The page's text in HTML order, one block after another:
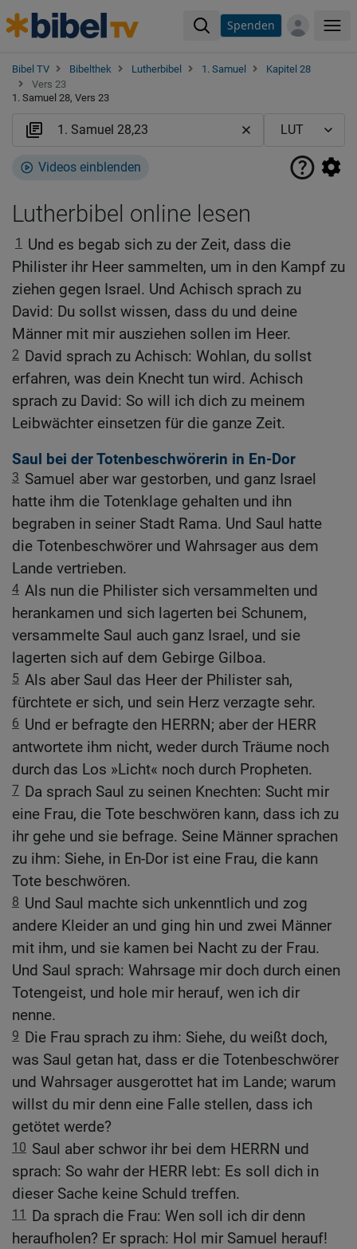
Spenden
Bibel TV Bibelthek Lutherbibel 1. Samuel
Kapitel 28
Vers 23
1. Samuel 28, Vers 23
Videos einblenden
Lutherbibel online lesen
1 Und es begab sich zu der Zeit, dass die
Philister ihr Heer sammelten, um in den Kampf zu
ziehen gegen Israel. Und Achisch sprach zu
David: Du sollst wissen, dass du und deine
Männer mit mir ausziehen sollen im Heer.
2 David sprach zu Achisch: Wohlan, du sollst
erfahren, was dein Knecht tun wird. Achisch
sprach zu David: So will ich dich zu meinem
Leibwächter einsetzen für die ganze Zeit.
Saul bei der Totenbeschwörerin in En-Dor
3 Samuel aber war gestorben, und ganz Israel
hatte ihm die Totenklage gehalten und ihn
begraben in seiner Stadt Rama. Und Saul hatte
die Totenbeschwörer und Wahrsager aus dem
Lande vertrieben.
4 Als nun die Philister sich versammelten und
herankamen und sich lagerten bei Schunem,
versammelte Saul auch ganz Israel, und sie
lagerten sich auf dem Gebirge Gilboa.
5 Als aber Saul das Heer der Philister sah,
fürchtete er sich, und sein Herz verzagte sehr.
6 Und er befragte den HERRN; aber der HERR
antwortete ihm nicht, weder durch Träume noch
durch das Los »Licht« noch durch Propheten.
7 Da sprach Saul zu seinen Knechten: Sucht mir
eine Frau, die Tote beschwören kann, dass ich zu
ihr gehe und sie befrage. Seine Männer sprachen
zu ihm: Siehe, in En-Dor ist eine Frau, die kann
Tote beschwören.
8 Und Saul machte sich unkenntlich und zog
andere Kleider an und ging hin und zwei Männer
mit ihm, und sie kamen bei Nacht zu der Frau.
Und Saul sprach: Wahrsage mir doch durch einen
Totengeist, und hole mir herauf, wen ich dir
nenne.
9 Die Frau sprach zu ihm: Siehe, du weißt doch,
was Saul getan hat, dass er die Totenbeschwörer
und Wahrsager ausgerottet hat im Lande; warum
willst du mir denn eine Falle stellen, dass ich
getötet werde?
10 Saul aber schwor ihr bei dem HERRN und
sprach: So wahr der HERR lebt: Es soll dich in
dieser Sache keine Schuld treffen.
11
Da sprach die Frau: Wen soll ich dir denn
heraufholen? Er sprach: Hol mir Samuel herauf!